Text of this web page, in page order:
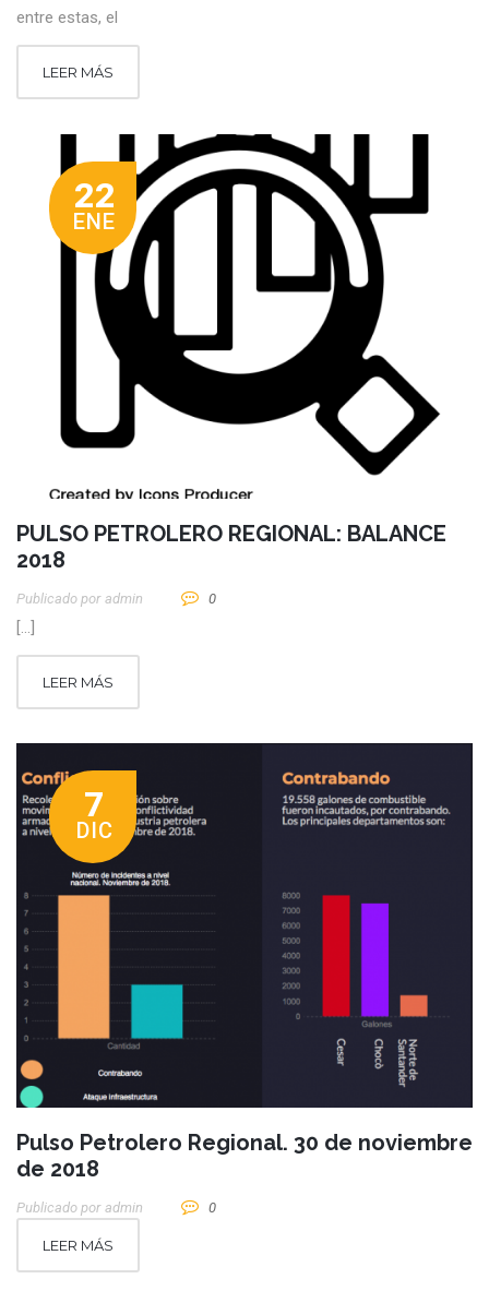
entre estas, el
LEER MÁS
22
ENE
PULSO PETROLERO REGIONAL: BALANCE
2018
Publicado por Admin 0
[…]
LEER MÁS
7
DIC
Pulso Petrolero Regional. 30 de noviembre
de 2018
Publicado por Admin 0
LEER MÁS